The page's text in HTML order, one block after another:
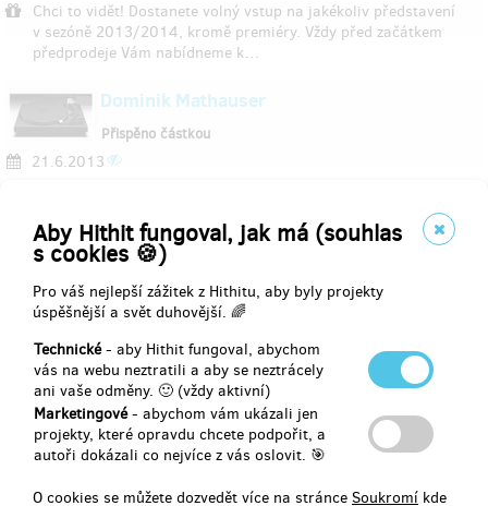
Aby Hithit fungoval, jak má (souhlas
s cookies 🍪)
Pro váš nejlepší zážitek z Hithitu, aby byly projekty
úspěšnější a svět duhovější. 🌈
Technické- aby Hithit fungoval, abychom
vás na webu neztratili a aby se neztrácely
ani vaše odměny. 🙂 (vždy aktivní)
Marketingové- abychom vám ukázali jen
projekty, které opravdu chcete podpořit, a
autoři dokázali co nejvíce z vás oslovit. 🎯
O cookies se můžete dozvedět více na stránce Soukromí kde
Chci to vidět! Dostanete volný vstup na jakékoliv představení
v sezóně 2013/2014, kromě premiéry. Vždy před začátkem
předprodeje Vám nabídneme k…
Dominik Mathauser
21.6.2013
Přispěno částkou
20.6.2013
Chci si to užít jako první! S potěšením Vám naservírujeme lístek
na slavnostní premiéru a exkluzivní popremiérovou afterparty.
Pokud by Vám premiéra…
Přispěno částkou
999 Kč
Jakub Plášil
Přispěno částkou